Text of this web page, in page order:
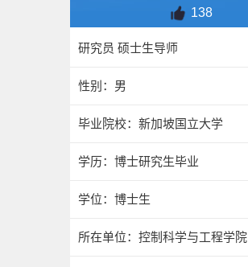
138
研究员 硕士生导师
性别：男
毕业院校：新加坡国立大学
学历：博士研究生毕业
学位：博士生
所在单位：控制科学与工程学院